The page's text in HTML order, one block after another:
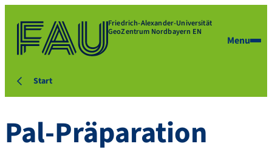
Friedrich-Alexander-Universität
GeoZentrum Nordbayern EN
Menu
Start
Pal-Präparation